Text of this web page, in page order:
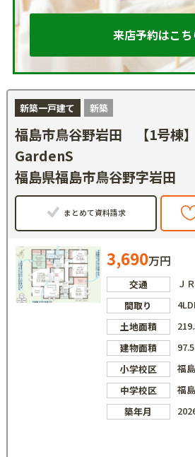
来店予約はこち
新築一戸建て 新築
福島市鳥谷野岩田 【1号
GardenS
福島県福島市鳥谷野字岩田
まとめて資料請求
3,690万円
交通
Ｊ
間取り
土地面積
建物面積
小学校区
福
中学校区
福
築年月